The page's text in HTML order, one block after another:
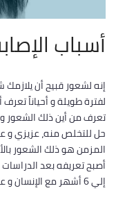
أسباب
إنه لشعور قبيح أن
لفترة طويلة و أحياناً
تعرف من أين ذلك الشعور
حل للتخلص منه، عزيزي و
أصبح تعريفه بعد
إلي 6 أشهر مع الإنسان و عدم التخلص منه رغم تناول الأدوية و المسكنات.